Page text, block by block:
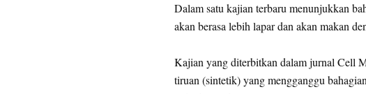
Dalam satu kajian terbaru menunjukkan
akan berasa lebih lapar dan akan makan
Kajian yang diterbitkan dalam jurnal Cell
tiruan (sintetik) yang mengganggu